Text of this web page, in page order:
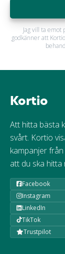
Jag vill ta emot
godkänner att
Kortio
Att hitta bästa
svårt. Kortio
kampanjer
att du ska hitta
Facebook
Instagram
LinkedIn
TikTok
Trustpilot